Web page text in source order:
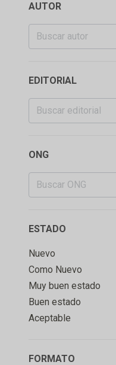
AUTOR
EDITORIAL
ONG
ESTADO
Nuevo
Como Nuevo
Muy buen estado
Buen estado
Aceptable
FORMATO